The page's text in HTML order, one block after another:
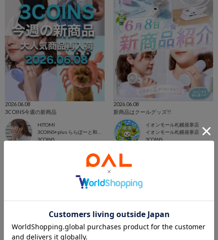
2026.06.08
3COINS今週の新商品
HITOMI
3COINS
2026.06.08
新商品はクールグッズ!!
イオンモール札幌発寒店
イオンモール札幌発寒店
3COINS